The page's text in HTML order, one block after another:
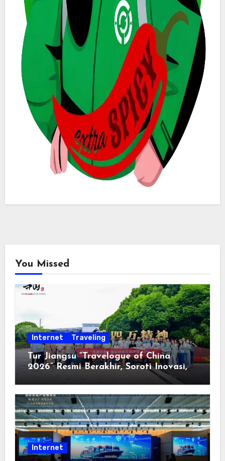
You Missed
Internet Traveling
Tur Jiangsu “Travelogue of China
2026” Resmi Berakhir, Soroti Inovasi,
Keterbukaan, dan Pembangunan
Berorientasi pada Masyarakat
Internet